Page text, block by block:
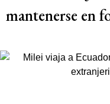
mantenerse en